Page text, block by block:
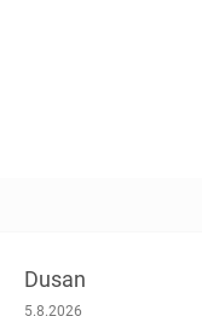
Dusan
Hodnotenie obchodu je
5.8.2026